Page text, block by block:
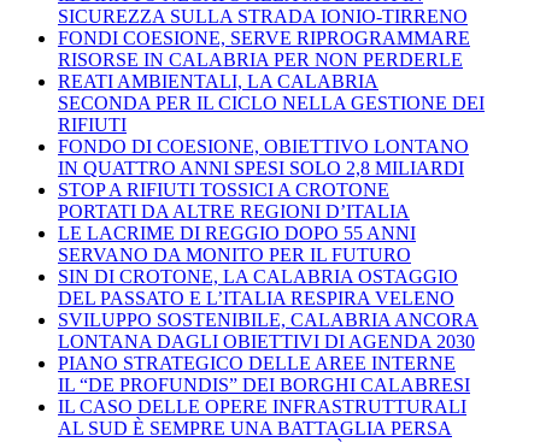
SICUREZZA SULLA STRADA IONIO-TIRRENO
FONDI COESIONE, SERVE RIPROGRAMMARE
RISORSE IN CALABRIA PER NON PERDERLE
REATI AMBIENTALI, LA CALABRIA
SECONDA PER IL CICLO NELLA GESTIONE DEI
RIFIUTI
FONDO DI COESIONE, OBIETTIVO LONTANO
IN QUATTRO ANNI SPESI SOLO 2,8 MILIARDI
STOP A RIFIUTI TOSSICI A CROTONE
PORTATI DA ALTRE REGIONI D’ITALIA
LE LACRIME DI REGGIO DOPO 55 ANNI
SERVANO DA MONITO PER IL FUTURO
SIN DI CROTONE, LA CALABRIA OSTAGGIO
DEL PASSATO E L’ITALIA RESPIRA VELENO
SVILUPPO SOSTENIBILE, CALABRIA ANCORA
LONTANA DAGLI OBIETTIVI DI AGENDA 2030
PIANO STRATEGICO DELLE AREE INTERNE
IL “DE PROFUNDIS” DEI BORGHI CALABRESI
IL CASO DELLE OPERE INFRASTRUTTURALI
AL SUD È SEMPRE UNA BATTAGLIA PERSA